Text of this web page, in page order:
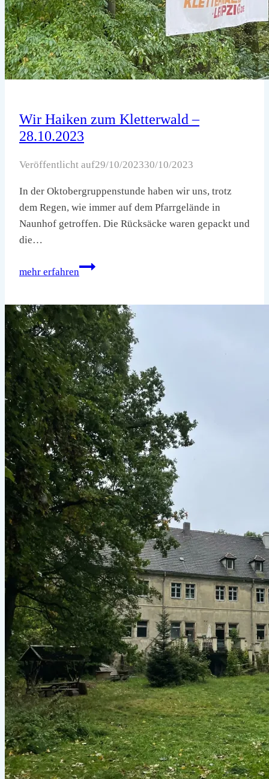
Wir Haiken zum Kletterwald –
28.10.2023
Veröffentlicht auf29/10/202330/10/2023
In der Oktobergruppenstunde haben wir uns, trotz
dem Regen, wie immer auf dem Pfarrgelände in
Naunhof getroffen. Die Rücksäcke waren gepackt und
die…
mehr erfahren
Wir
Kletterwald
–
28.10.2023